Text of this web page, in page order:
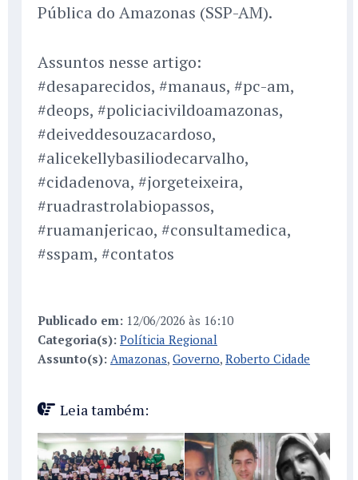
Pública do Amazonas (SSP-AM).
Assuntos nesse artigo:
#desaparecidos, #manaus, #pc-am,
#deops, #policiacivildoamazonas,
#deiveddesouzacardoso,
#alicekellybasiliodecarvalho,
#cidadenova, #jorgeteixeira,
#ruadrastrolabiopassos,
#ruamanjericao, #consultamedica,
#sspam, #contatos
Publicado em: 12/06/2026 às 16:10
Categoria(s): Políticia Regional
Assunto(s): Amazonas, Governo, Roberto Cidade
Leia também: